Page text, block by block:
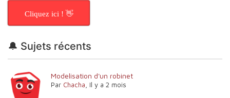
Cliquez ici ! 👋
🔔 Sujets récents
Modelisation d'un robinet
Par Chacha Il y a 2 mois